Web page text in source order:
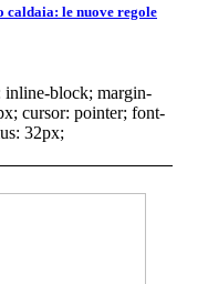
le nuove regole
inline-block; margin-
cursor: pointer; font-
32px;